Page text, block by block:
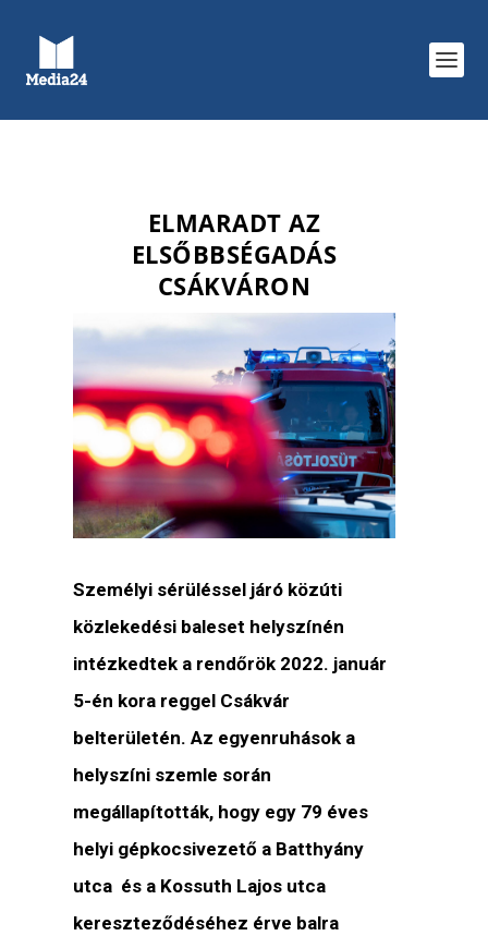
ELMARADT AZ
ELSŐBBSÉGADÁS
CSÁKVÁRON
Személyi sérüléssel járó közúti
közlekedési baleset helyszínén
intézkedtek a rendőrök 2022. január
5-én kora reggel Csákvár
belterületén. Az egyenruhások a
helyszíni szemle során
megállapították, hogy egy 79 éves
helyi gépkocsivezető a Batthyány
utca és a Kossuth Lajos utca
kereszteződéséhez érve balra